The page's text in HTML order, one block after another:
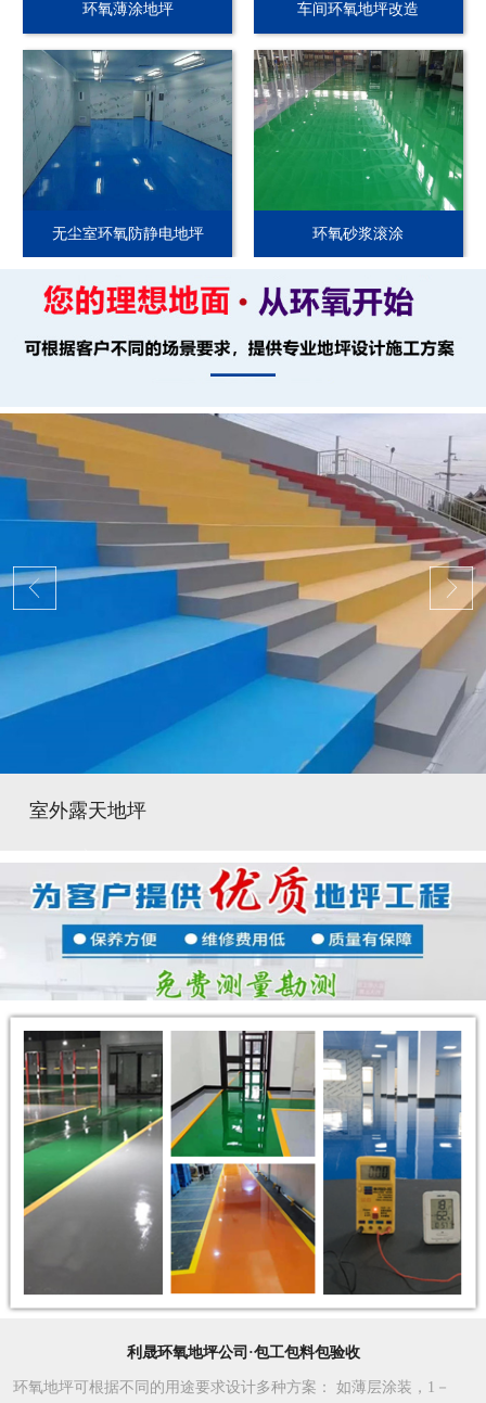
环氧薄涂地坪 车间环氧地坪改造
无尘室环氧防静电地坪 环氧砂浆滚涂
室外露天地坪
利晟环氧地坪公司·包工包料包验收
环氧地坪可根据不同的用途要求设计多种方案 ： 如薄层涂装，1－